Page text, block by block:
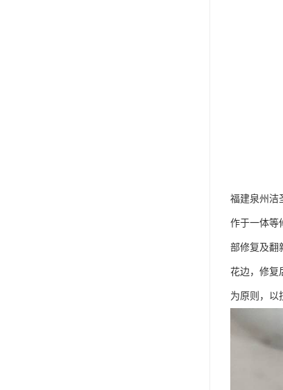
福建泉州洁
作于一体等
部修复及翻
花边，修复
为原则，以